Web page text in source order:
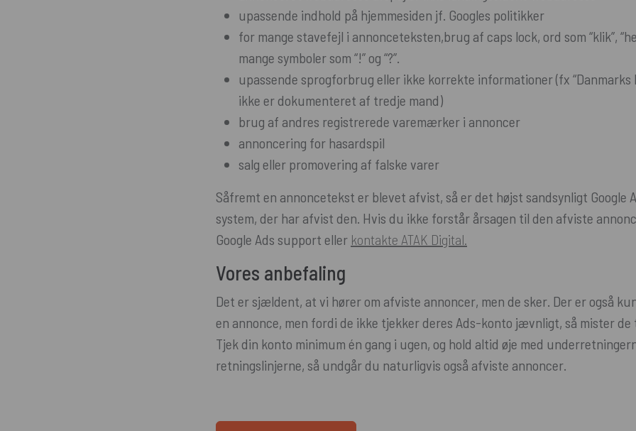
upassende indhold på hjemmesiden jf. Googles politikker
for mange stavefejl i annonceteksten,brug af caps lock, ord som “klik”,
mange symboler som “!” og “?”.
upassende sprogforbrug eller ikke korrekte informationer (fx “Danmarks
ikke er dokumenteret af tredje mand)
brug af andres registrerede varemærker i annoncer
annoncering for hasardspil
salg eller promovering af falske varer
Såfremt en annoncetekst er blevet afvist, så er det højst sandsynligt Google
system, der har afvist den. Hvis du ikke forstår årsagen til den afviste
Google Ads support eller kontakte ATAK Digital.
Vores anbefaling
Det er sjældent, at vi hører om afviste annoncer, men de sker. Der er også
en annonce, men fordi de ikke tjekker deres Ads-konto jævnligt, så mister
Tjek din konto minimum én gang i ugen, og hold altid øje med
retningslinjerne, så undgår du naturligvis også afviste annoncer.